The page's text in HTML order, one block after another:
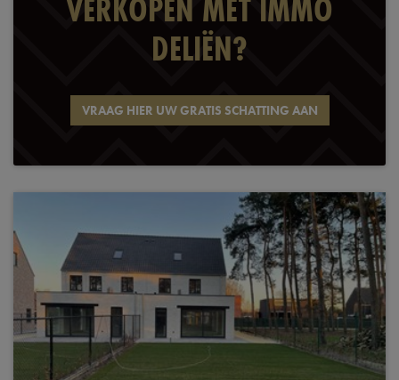
VERKOPEN MET IMMO
DELIËN?
VRAAG HIER UW GRATIS SCHATTING AAN